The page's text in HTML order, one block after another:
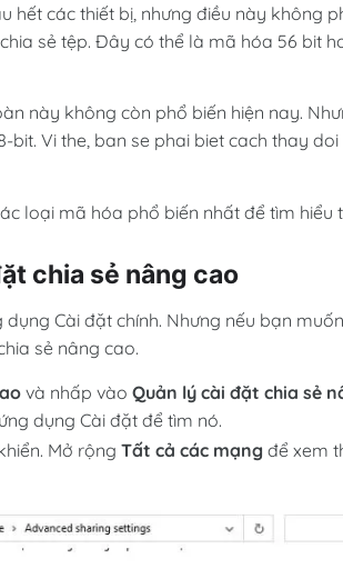
hết các thiết bị, nhưng điều này không
sẻ tệp. Đây có thể là mã hóa 56 bit
này không còn phổ biến hiện nay.
Vi the, ban se phai biet cach thay
loại mã hóa phổ biến nhất để tìm hiểu
chia sẻ nâng cao
Cài đặt chính. Nhưng nếu bạn
sẻ nâng cao.
và nhấp vào Quản lý cài đặt chia sẻ
dụng Cài đặt để tìm nó.
Mở rộng Tất cả các mạng để xem